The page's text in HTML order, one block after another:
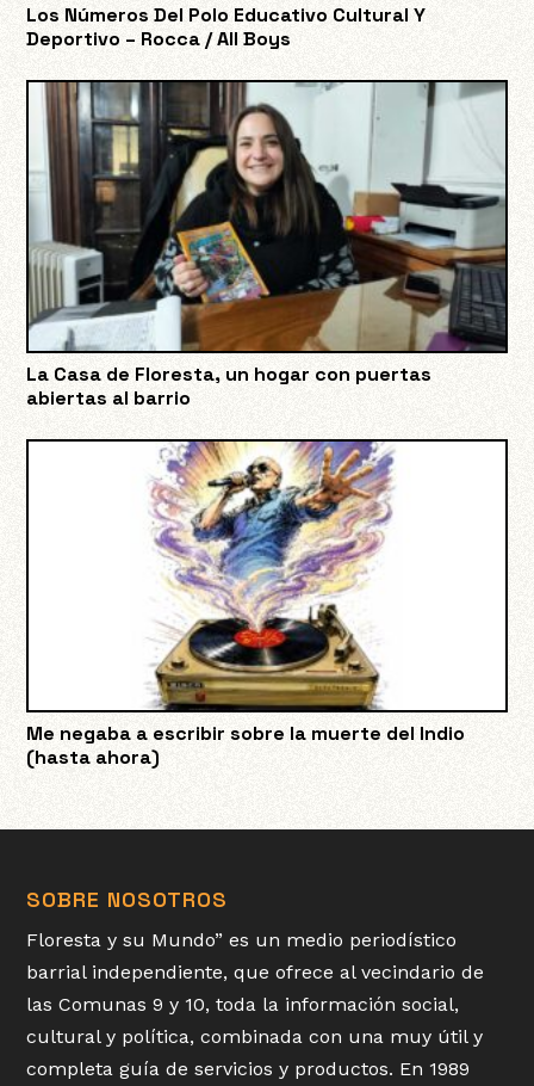
Los Números Del Polo Educativo Cultural Y
Deportivo – Rocca / All Boys
La Casa de Floresta, un hogar con puertas
abiertas al barrio
Me negaba a escribir sobre la muerte del Indio
(hasta ahora)
SOBRE NOSOTROS
Floresta y su Mundo” es un medio periodístico
barrial independiente, que ofrece al vecindario de
las Comunas 9 y 10, toda la información social,
cultural y política, combinada con una muy útil y
completa guía de servicios y productos. En 1989